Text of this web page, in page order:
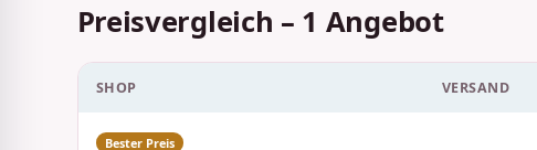
Preisvergleich – 1 Angebot
SHOP VERSAND